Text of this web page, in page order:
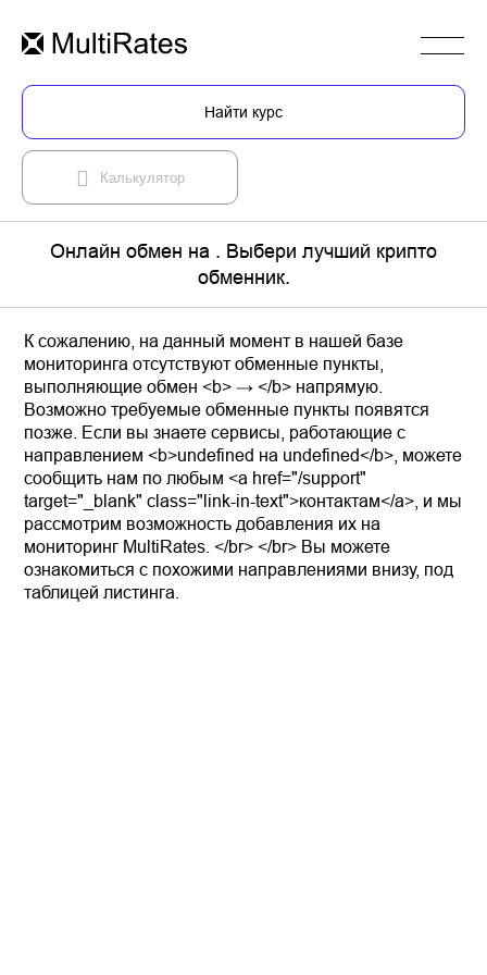
Найти курс
Калькулятор
Онлайн обмен на . Выбери лучший крипто
обменник.
К сожалению, на данный момент в нашей базе
мониторинга отсутствуют обменные пункты,
выполняющие обмен <b> → </b> напрямую.
Возможно требуемые обменные пункты появятся
позже. Если вы знаете сервисы, работающие с
направлением <b>undefined на undefined</b>, можете
сообщить нам по любым <a href="/support"
target="_blank" class="link-in-text">контактам</a>, и мы
рассмотрим возможность добавления их на
мониторинг MultiRates. </br> </br> Вы можете
ознакомиться с похожими направлениями внизу, под
таблицей листинга.